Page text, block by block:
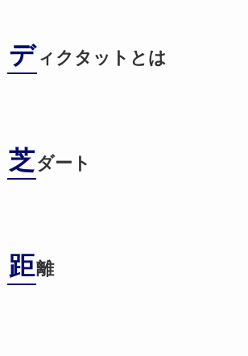
デ ィクタットとは
芝ダート
距離